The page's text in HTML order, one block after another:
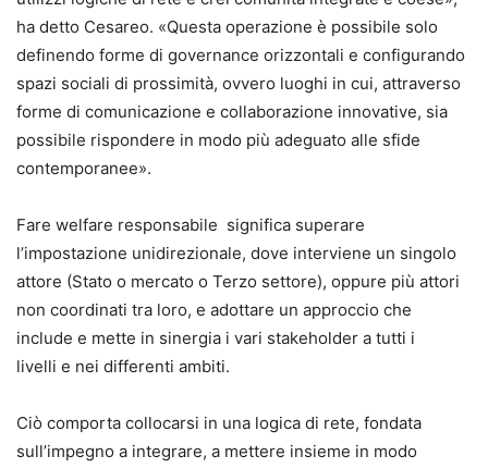
ha detto Cesareo. «Questa operazione è possibile solo
definendo forme di governance orizzontali e configurando
spazi sociali di prossimità, ovvero luoghi in cui, attraverso
forme di comunicazione e collaborazione innovative, sia
possibile rispondere in modo più adeguato alle sfide
contemporanee».
Fare welfare responsabile significa superare
l’impostazione unidirezionale, dove interviene un singolo
attore (Stato o mercato o Terzo settore), oppure più attori
non coordinati tra loro, e adottare un approccio che
include e mette in sinergia i vari stakeholder a tutti i
livelli e nei differenti ambiti.
Ciò comporta collocarsi in una logica di rete, fondata
sull’impegno a integrare, a mettere insieme in modo